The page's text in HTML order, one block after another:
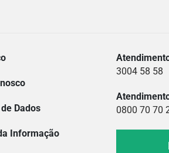
Dados
Informação
3004 58 58
0800 70 70